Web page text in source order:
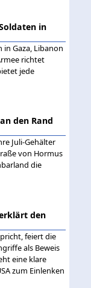
in
in Gaza, Libanon
richtet
jede
den Rand
Juli-Gehälter
von Hormus
die
den
feiert die
als Beweis
eine klare
zum Einlenken